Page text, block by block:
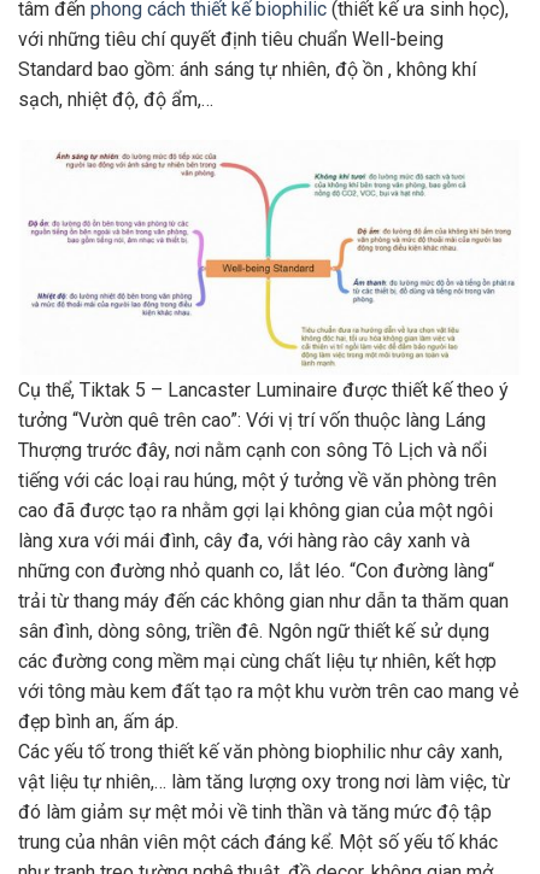
tâm đến phong cách thiết kế biophilic (thiết kế ưa sinh học),
với những tiêu chí quyết định tiêu chuẩn Well-being
Standard bao gồm: ánh sáng tự nhiên, độ ồn , không khí
sạch, nhiệt độ, độ ẩm,…
Cụ thể, Tiktak 5 – Lancaster Luminaire được thiết kế theo ý
tưởng “Vườn quê trên cao”: Với vị trí vốn thuộc làng Láng
Thượng trước đây, nơi nằm cạnh con sông Tô Lịch và nổi
tiếng với các loại rau húng, một ý tưởng về văn phòng trên
cao đã được tạo ra nhằm gợi lại không gian của một ngôi
làng xưa với mái đình, cây đa, với hàng rào cây xanh và
những con đường nhỏ quanh co, lắt léo. “Con đường làng“
trải từ thang máy đến các không gian như dẫn ta thăm quan
sân đình, dòng sông, triền đê. Ngôn ngữ thiết kế sử dụng
các đường cong mềm mại cùng chất liệu tự nhiên, kết hợp
với tông màu kem đất tạo ra một khu vườn trên cao mang vẻ
đẹp bình an, ấm áp.
Các yếu tố trong thiết kế văn phòng biophilic như cây xanh,
vật liệu tự nhiên,… làm tăng lượng oxy trong nơi làm việc, từ
đó làm giảm sự mệt mỏi về tinh thần và tăng mức độ tập
trung của nhân viên một cách đáng kể. Một số yếu tố khác